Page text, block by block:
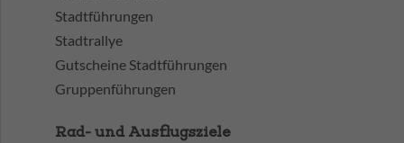
Stadtführungen
Stadtrallye
Gutscheine Stadtführungen
Gruppenführungen
Rad- und Ausflugsziele